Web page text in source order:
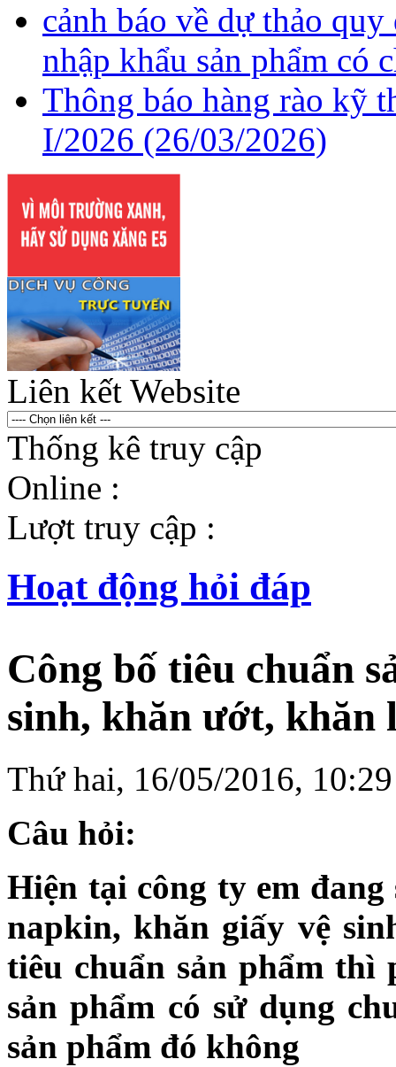
cảnh báo về dự thảo
nhập khẩu sản phẩm có
Thông báo hàng rào kỹ
I/2026 (26/03/2026)
Liên kết Website
Thống kê truy cập
Online :
Lượt truy cập :
Hoạt động hỏi đáp
Công bố tiêu chuẩn
sinh, khăn ướt, khăn
Thứ hai, 16/05/2016,
Câu hỏi:
Hiện tại công ty em
napkin, khăn giấy vệ
tiêu chuẩn sản phẩm
sản phẩm có sử dụng
sản phẩm đó không